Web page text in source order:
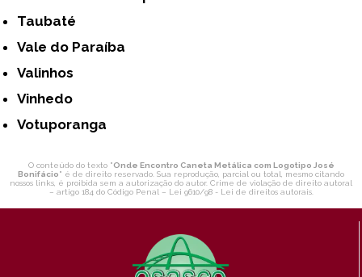
Taubaté
Vale do Paraíba
Valinhos
Vinhedo
Votuporanga
O conteúdo do texto "Onde Encontro Caneta Metálica com Logotipo José
Bonifácio" é de direito reservado. Sua reprodução, parcial ou total, mesmo citando
nossos links, é proibida sem a autorização do autor. Crime de violação de direito autoral
– artigo 184 do Código Penal – Lei 9610/98 - Lei de direitos autorais.